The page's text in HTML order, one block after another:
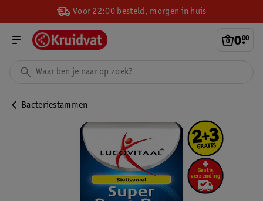
Voor 22:00 besteld, morgen in huis
0.
00
Bacteriestammen